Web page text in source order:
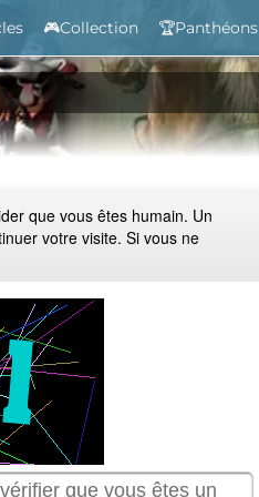
🎮Collection 🏆Panthéons
que vous êtes humain. Un
votre visite. Si vous ne